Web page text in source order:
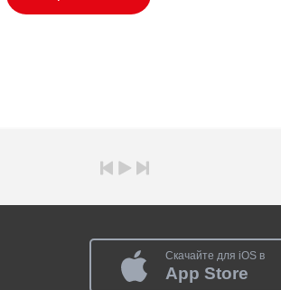
Скачайте для iOS в
App Store